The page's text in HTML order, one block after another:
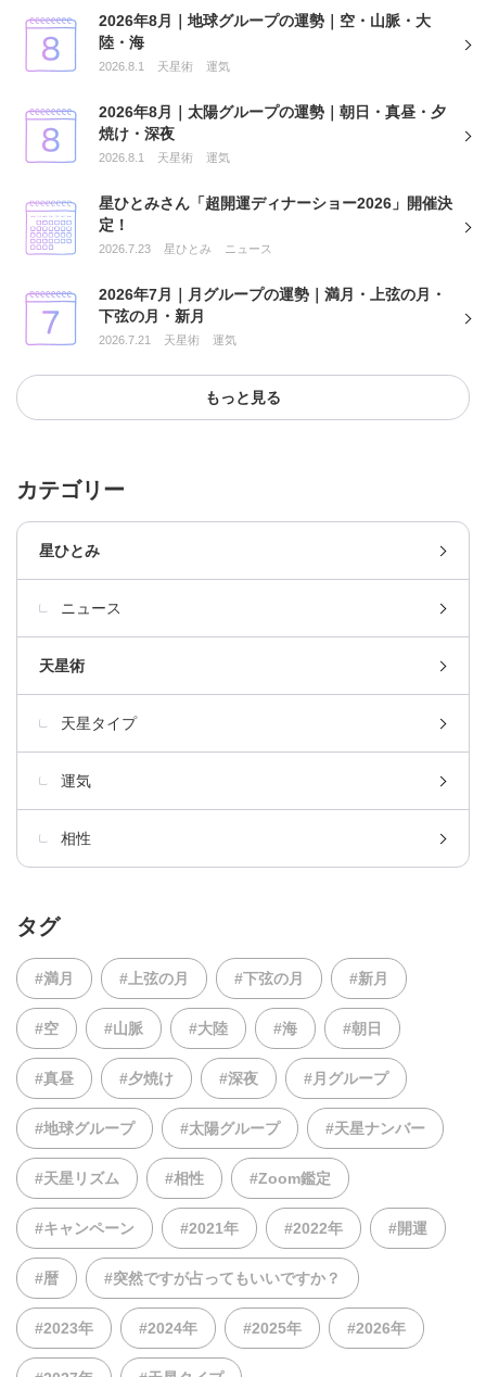
2026年8月｜地球グループの運勢｜空・山脈・大
陸・海
2026.8.1 天星術 運気
2026年8月｜太陽グループの運勢｜朝日・真昼・夕
焼け・深夜
2026.8.1 天星術 運気
星ひとみさん「超開運ディナーショー2026」開催決
定！
2026.7.23 星ひとみ ニュース
2026年7月｜月グループの運勢｜満月・上弦の月・
下弦の月・新月
2026.7.21 天星術 運気
もっと見る
カテゴリー
星ひとみ
ニュース
天星術
天星タイプ
運気
相性
タグ
#満月 #上弦の月 #下弦の月 #新月
#空 #山脈 #大陸 #海 #朝日
#真昼 #夕焼け #深夜 #月グループ
#地球グループ #太陽グループ #天星ナンバー
#天星リズム #相性 #Zoom鑑定
#キャンペーン #2021年 #2022年 #開運
#暦 #突然ですが占ってもいいですか？
#2023年 #2024年 #2025年 #2026年